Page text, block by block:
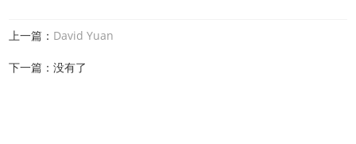
上一篇： David Yuan
下一篇：没有了